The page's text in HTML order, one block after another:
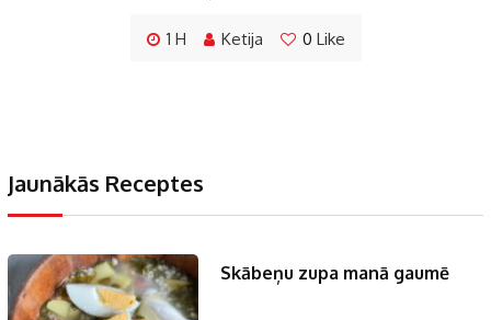
1 H Ketija 0 Like
Jaunākās Receptes
Skābeņu zupa manā gaumē